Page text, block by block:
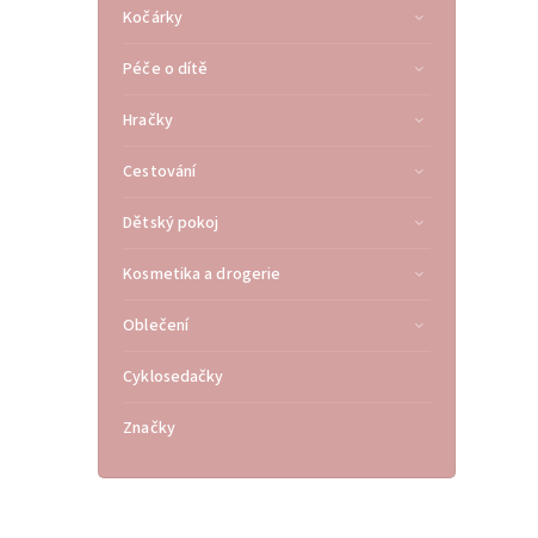
Kočárky
Péče o dítě
Hračky
Cestování
Dětský pokoj
Kosmetika a drogerie
Oblečení
Cyklosedačky
Značky